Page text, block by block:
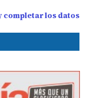
completar los datos